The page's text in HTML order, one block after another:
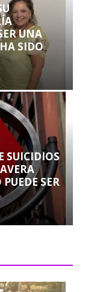
UNA
SIDO
SUICIDIOS
SER